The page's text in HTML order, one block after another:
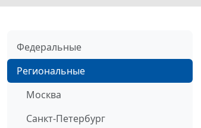
Федеральные
Региональные
Москва
Санкт-Петербург